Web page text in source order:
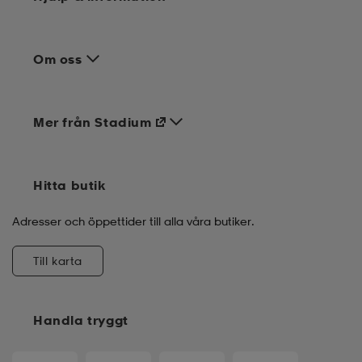
Om oss
Handla tryggt
Mer från Stadium
Hitta butik
Adresser och öppettider till alla våra butiker.
Till karta